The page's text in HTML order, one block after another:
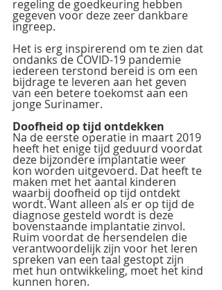
regeling de goedkeuring hebben
gegeven voor deze zeer dankbare
ingreep.
Het is erg inspirerend om te zien dat
ondanks de COVID-19 pandemie
iedereen terstond bereid is om een
bijdrage te leveren aan het geven
van een betere toekomst aan een
jonge Surinamer.
Doofheid op tijd ontdekken
Na de eerste operatie in maart 2019
heeft het enige tijd geduurd voordat
deze bijzondere implantatie weer
kon worden uitgevoerd. Dat heeft te
maken met het aantal kinderen
waarbij doofheid op tijd ontdekt
wordt. Want alleen als er op tijd de
diagnose gesteld wordt is deze
bovenstaande implantatie zinvol.
Ruim voordat de hersendelen die
verantwoordelijk zijn voor het leren
spreken van een taal gestopt zijn
met hun ontwikkeling, moet het kind
kunnen horen.